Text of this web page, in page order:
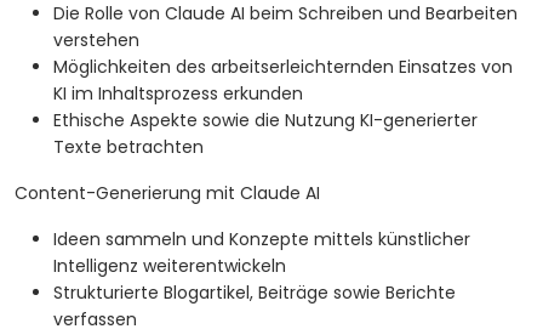
Die Rolle von Claude AI beim Schreiben und Bearbeiten
verstehen
Möglichkeiten des arbeitserleichternden Einsatzes von
KI im Inhaltsprozess erkunden
Ethische Aspekte sowie die Nutzung KI-generierter
Texte betrachten
Content-Generierung mit Claude AI
Ideen sammeln und Konzepte mittels künstlicher
Intelligenz weiterentwickeln
Strukturierte Blogartikel, Beiträge sowie Berichte
verfassen